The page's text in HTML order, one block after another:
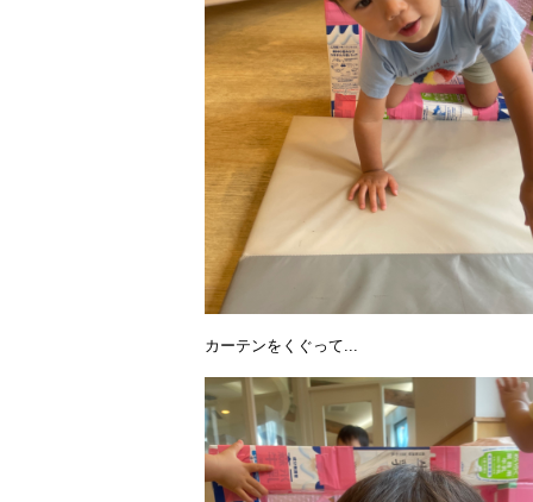
カーテンをくぐって...